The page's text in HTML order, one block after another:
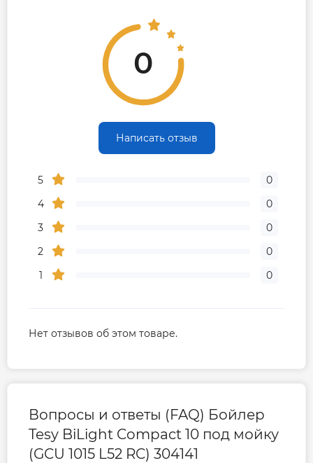
Контакты сервисного
Сервисное обслуживание
0
Написать отзыв
5
0
4
0
3
0
2
0
1
0
Нет отзывов об этом товаре.
Вопросы и ответы (FAQ) Бойлер
Tesy BiLight Compact 10 под мойку
(GCU 1015 L52 RC) 304141